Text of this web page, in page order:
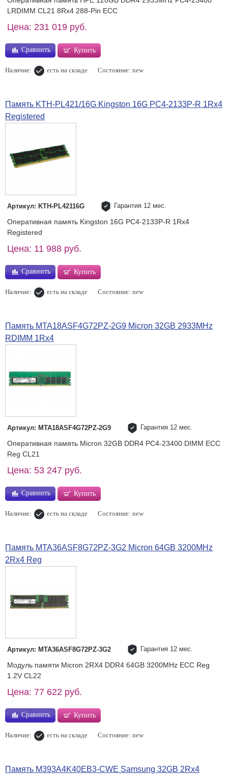
LRDIMM CL21 8Rx4 288-Pin ECC
Цена: 231 019 руб.
Сравнить Купить
Наличие: есть на складе Состояние: new
Память KTH-PL421/16G Kingston 16G PC4-2133P-R 1Rx4
Registered
Артикул: KTH-PL42116G Гарантия 12 мес.
Оперативная память Kingston 16G PC4-2133P-R 1Rx4
Registered
Цена: 11 988 руб.
Сравнить Купить
Наличие: есть на складе Состояние: new
Память MTA18ASF4G72PZ-2G9 Micron 32GB 2933MHz
RDIMM 1Rx4
Артикул: MTA18ASF4G72PZ-2G9 Гарантия 12 мес.
Оперативная память Micron 32GB DDR4 PC4-23400 DIMM ECC
Reg CL21
Цена: 53 247 руб.
Сравнить Купить
Наличие: есть на складе Состояние: new
Память MTA36ASF8G72PZ-3G2 Micron 64GB 3200MHz
2Rx4 Reg
Артикул: MTA36ASF8G72PZ-3G2 Гарантия 12 мес.
Модуль памяти Micron 2RX4 DDR4 64GB 3200MHz ECC Reg
1.2V CL22
Цена: 77 622 руб.
Сравнить Купить
Наличие: есть на складе Состояние: new
Память M393A4K40EB3-CWE Samsung 32GB 2Rx4